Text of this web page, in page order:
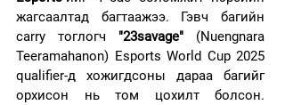
жагсаалтад багтаажээ. Гэвч багийн
carry тоглогч "23savage" (Nuengnara
Teeramahanon) Esports World Cup 2025
qualifier-д хожигдсоны дараа багийг
орхисон нь том цохилт болсон.